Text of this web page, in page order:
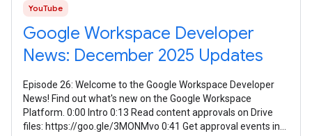
YouTube
Google Workspace Developer
News: December 2025 Updates
Episode 26: Welcome to the Google Workspace Developer
News! Find out what's new on the Google Workspace
Platform. 0:00 Intro 0:13 Read content approvals on Drive
files: https://goo.gle/3MONMvo 0:41 Get approval events in